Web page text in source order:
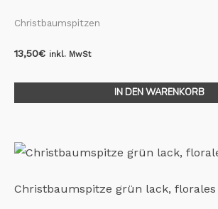
Christbaumspitzen
13,50€ inkl. MwSt
IN DEN WARENKORB
Christbaumspitze grün lack, florales